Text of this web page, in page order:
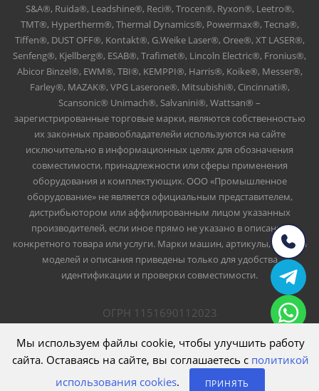
S&A®, Ruida®, Leadshine®, Reci®, Trocen®, Ryxon®, Leetro®,
TMT®, Hypertherm®, Thermal Dynamics®, Powermax®, Tecna®,
Tiffen®, DUST OFF®, Kontakt®, G.Weike Laser®, Oree®, XT LASER®,
Senfeng®, Kjellberg®, ESAB®, Trafimet®, Lincoln Electric®, Fronius®,
Abicor Binzel®, EWM®, TBI®, KEMPPI®, Harris®, Koike®, Messer®,
Farley®, MAZAK®, VPG Laserone®, Mitsubishi®, Cincinnati®,
Scansonic® Unimach®, Salvanini®, Wattsan® –
зарегистрированные торговые марки, являются собственностью
их законных правообладателейи используются на сайте
исключительно в информационных целях для обозначения
совместимости, принадлежности или сферы применения
оборудования и комплектующих. ООО «Промышленное
оборудование» не является официальным представителем,
дистрибьютором или аффилированным лицом указанных
производителей, если иное прямо не указано в описании
конкретного товара или услуги. Марки машин, артикулы, номера
моделей и описания приведены только для удобства
идентификации и проверки совместимости.
ОГРН 1151690112023
ИНН 1661047426
ООО Промышленное оборудование
Мы используем файлы cookie, чтобы улучшить работу
сайта. Оставаясь на сайте, вы соглашаетесь с политикой
использования cookies. ПРИНЯТЬ